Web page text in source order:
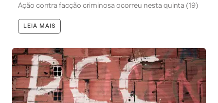
Ação contra facção criminosa ocorreu nesta quinta (19)
LEIA MAIS